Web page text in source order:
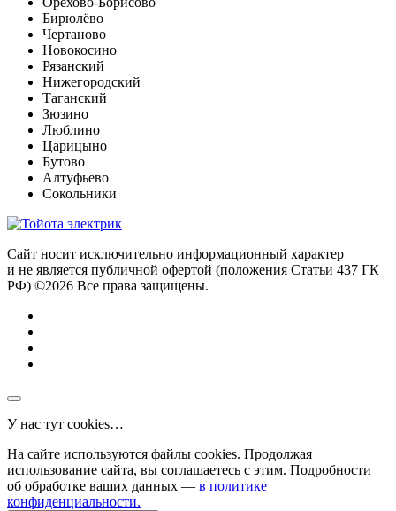
Бирюлёво
Чертаново
Новокосино
Рязанский
Нижегородский
Таганский
Зюзино
Люблино
Царицыно
Бутово
Алтуфьево
Сокольники
Сайт носит исключительно информационный характер
и не является публичной офертой (положения Статьи 437 ГК
РФ) ©2026 Все права защищены.
У нас тут cookies…
На сайте используются файлы cookies. Продолжая
использование сайта, вы соглашаетесь с этим. Подробности
об обработке ваших данных — в политике
конфиденциальности.